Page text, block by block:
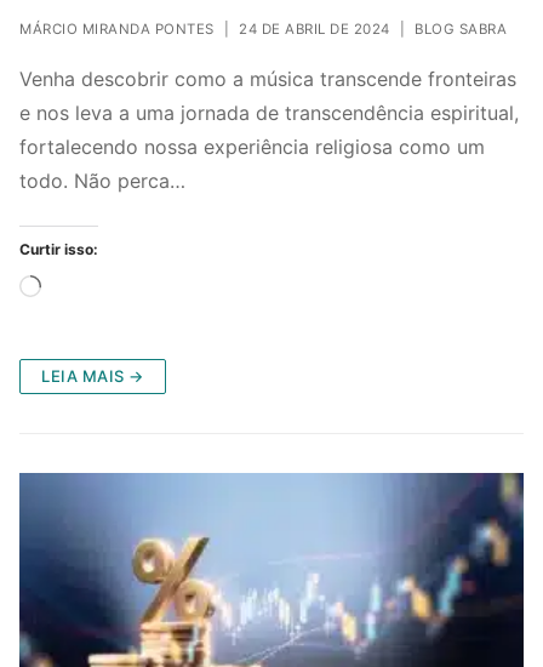
MÁRCIO MIRANDA PONTES 24 DE ABRIL DE 2024 BLOG SABRA
Venha descobrir como a música transcende fronteiras
e nos leva a uma jornada de transcendência espiritual,
fortalecendo nossa experiência religiosa como um
todo. Não perca…
Curtir isso:
Carregando...
LEIA MAIS →